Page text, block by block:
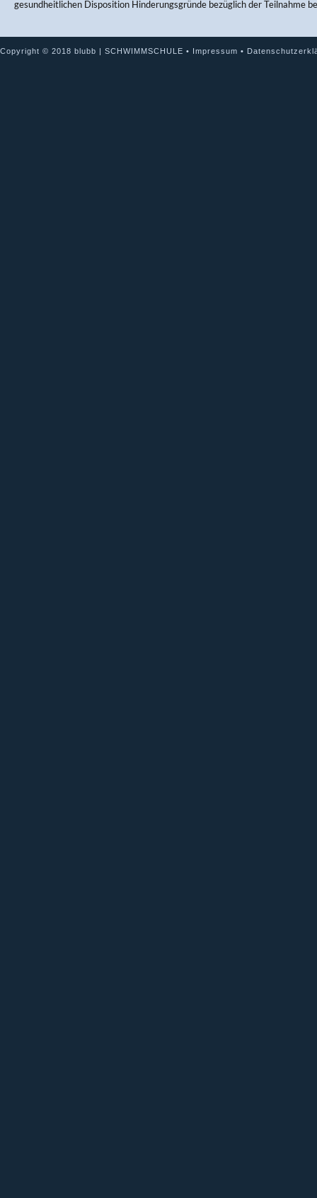
gesundheitlichen Disposition Hinderungsgründe bezüglich der Teilnahme
Copyright © 2018 blubb | SCHWIMMSCHULE • Impressum •